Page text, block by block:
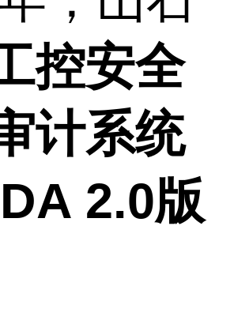
控安全
计系统
2.0版